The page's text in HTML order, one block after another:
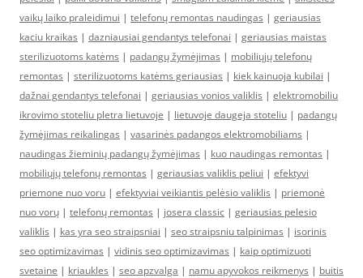
vaikų laiko praleidimui | telefonų remontas naudingas | geriausias
kaciu kraikas | dazniausiai gendantys telefonai | geriausias maistas
sterilizuotoms katėms | padangų žymėjimas | mobiliųjų telefonų
remontas | sterilizuotoms katėms geriausias | kiek kainuoja kubilai |
dažnai gendantys telefonai | geriausias vonios valiklis | elektromobiliu
ikrovimo stoteliu pletra lietuvoje | lietuvoje daugeja stoteliu | padangų
žymėjimas reikalingas | vasarinės padangos elektromobiliams |
naudingas žieminių padangų žymėjimas | kuo naudingas remontas |
mobiliųjų telefonų remontas | geriausias valiklis peliui | efektyvi
priemone nuo voru | efektyviai veikiantis pelėsio valiklis | priemonė
nuo vorų | telefonų remontas | josera classic | geriausias pelesio
valiklis | kas yra seo straipsniai | seo straipsniu talpinimas | isorinis
seo optimizavimas | vidinis seo optimizavimas | kaip optimizuoti
svetaine | kriaukles | seo apzvalga | namu apyvokos reikmenys | buitis